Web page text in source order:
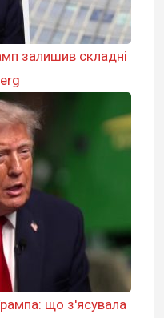
залишив складні
що з'ясувала